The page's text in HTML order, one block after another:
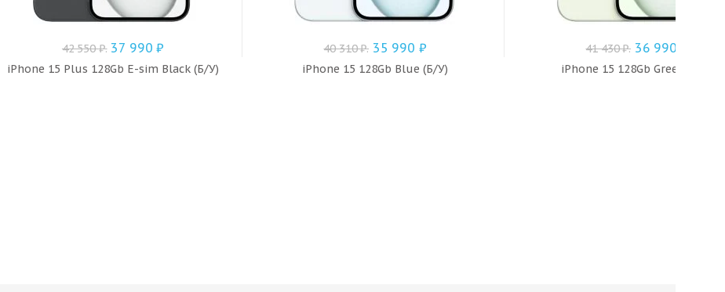
42 550₽. 37 990₽
iPhone 15 Plus 128Gb E-sim Black (Б/У)
40 310₽. 35 990 ₽
iPhone 15 128Gb Blue (Б/У)
41 430₽. 36 990
iPhone 15 128Gb Green (Б/У)